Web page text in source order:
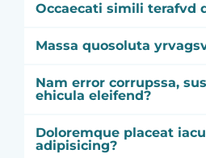
Occaecati simili terafvd
Massa quosoluta
Nam error corrupssa,
ehicula eleifend?
Doloremque placeat
adipisicing?